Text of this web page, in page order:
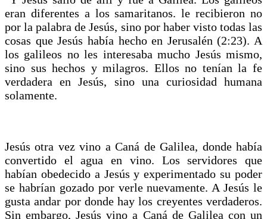
eran diferentes a los samaritanos. le recibieron no
por la palabra de Jesús, sino por haber visto todas las
cosas que Jesús había hecho en Jerusalén (2:23). A
los galileos no les interesaba mucho Jesús mismo,
sino sus hechos y milagros. Ellos no tenían la fe
verdadera en Jesús, sino una curiosidad humana
solamente.
Jesús otra vez vino a Caná de Galilea, donde había
convertido el agua en vino. Los servidores que
habían obedecido a Jesús y experimentado su poder
se habrían gozado por verle nuevamente. A Jesús le
gusta andar por donde hay los creyentes verdaderos.
Sin embargo, Jesús vino a Caná de Galilea con un